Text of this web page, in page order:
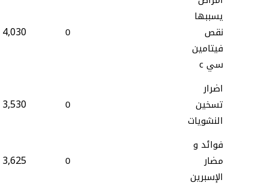
يسببها
نقص
فيتامين
سي c
0
4,030
اضرار
تسخين
النشويات
0
3,530
فوائد و
مضار
الإسبرين
0
3,625